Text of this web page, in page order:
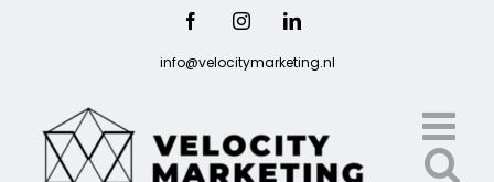
FacebookInstagramLinkedIn
info@velocitymarketing.nl